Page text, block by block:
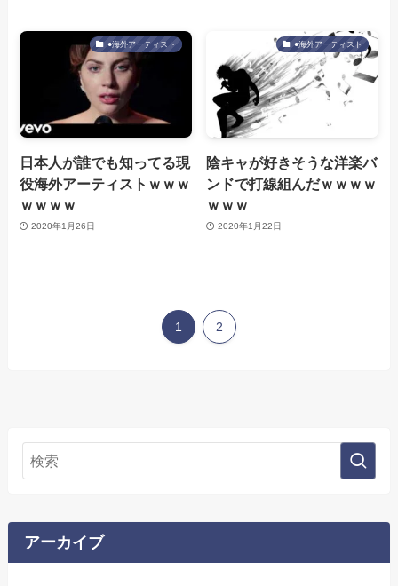
●海外アーティスト
日本人が誰でも知ってる現
役海外アーティストｗｗｗ
ｗｗｗｗ
2020年1月26日
●海外アーティスト
陰キャが好きそうな洋楽バ
ンドで打線組んだｗｗｗｗ
ｗｗｗ
2020年1月22日
1 2
アーカイブ